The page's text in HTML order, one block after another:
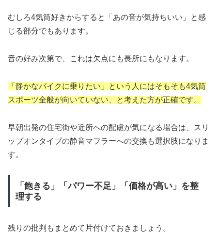
むしろ4気筒好きからすると「あの音が気持ちいい」と感
じる部分でもあります。
音の好み次第で、これは欠点にも長所にもなります。
「静かなバイクに乗りたい」という人にはそもそも4気筒
スポーツ全般が向いていない、と考えた方が正確です。
早朝出発の住宅街や近所への配慮が気になる場合は、スリ
ップオンタイプの静音マフラーへの交換も選択肢になりま
す。
「飽きる」「パワー不足」「価格が高い」を整
理する
残りの批判もまとめて片付けておきましょう。